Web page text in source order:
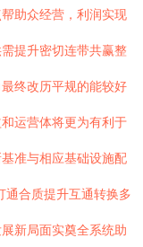
助众经营，利润实现
提升密切连带共赢整
终改历平规的能较好
运营体将更为有利于
准与相应基础设施配
通合质提升互通转换多
新局面实奠全系统助